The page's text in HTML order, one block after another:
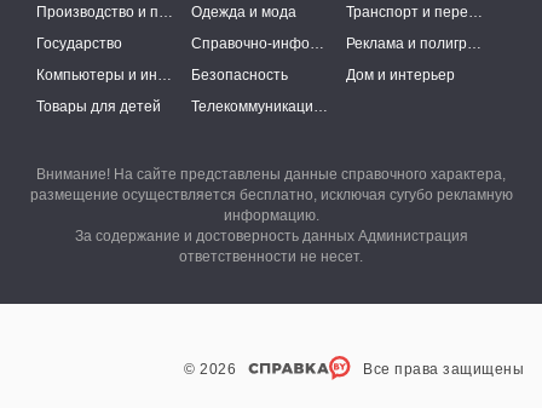
Производство и поставки
Одежда и мода
Транспорт и перевозки
Государство
Справочно-информационные системы
Реклама и полиграфия
Компьютеры и интернет
Безопасность
Дом и интерьер
Товары для детей
Телекоммуникации и связь
Внимание! На сайте представлены данные справочного характера,
размещение осуществляется бесплатно, исключая сугубо рекламную
информацию.
За содержание и достоверность данных Администрация
ответственности не несет.
© 2026 Все права защищены